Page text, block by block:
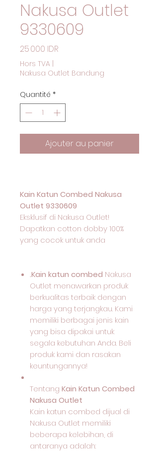
Nakusa Outlet
9330609
25 000 IDR
Hors TVA
Nakusa Outlet Bandung
Quantité *
Ajouter au panier
Kain Katun Combed Nakusa
Outlet 9330609
Eksklusif di Nakusa Outlet!
Dapatkan cotton dobby 100%
yang cocok untuk anda
.Kain katun combed Nakusa
Outlet menawarkan produk
berkualitas terbaik dengan
harga yang terjangkau. Kami
memiliki berbagai jenis kain
yang bisa dipakai untuk
segala kebutuhan Anda. Beli
produk kami dan rasakan
keuntungannya!
Tentang Kain Katun Combed
Nakusa Outlet
Kain katun combed dijual di
Nakusa Outlet memiliki
beberapa kelebihan, di
antaranya adalah: